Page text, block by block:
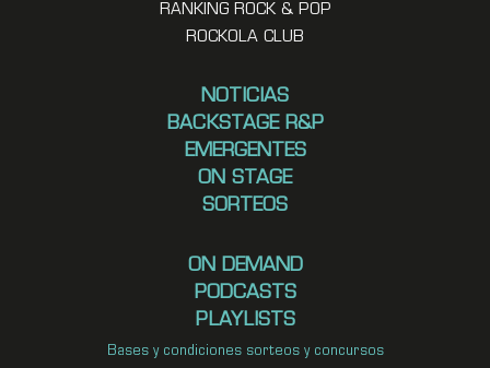
RANKING ROCK & POP
ROCKOLA CLUB
NOTICIAS
BACKSTAGE R&P
EMERGENTES
ON STAGE
SORTEOS
ON DEMAND
PODCASTS
PLAYLISTS
Bases y condiciones sorteos y concursos